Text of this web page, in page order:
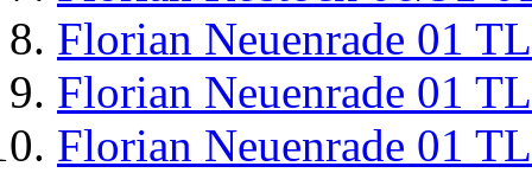
Florian Neuenrade 01
Florian Neuenrade 01
Florian Neuenrade 01